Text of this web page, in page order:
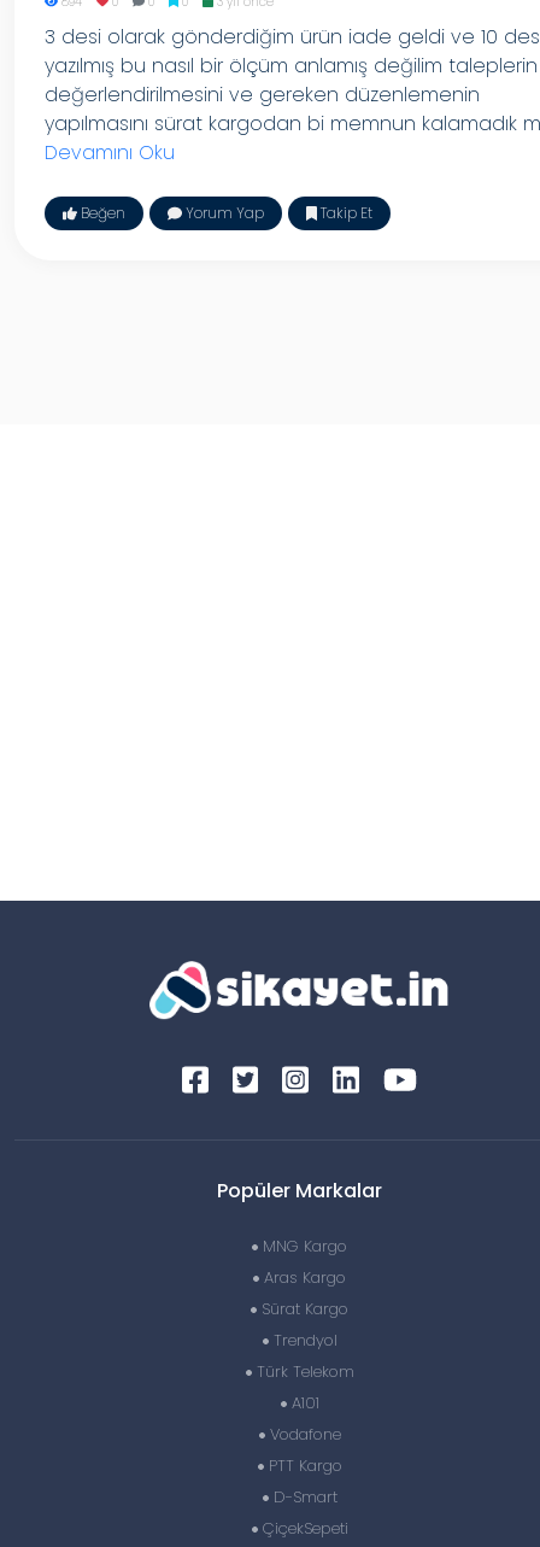
3 desi olarak gönderdiğim ürün iade geldi ve 10
yazılmış bu nasıl bir ölçüm anlamış değilim taleplerin
değerlendirilmesini ve gereken düzenlemenin
yapılmasını sürat kargodan bi memnun kalamadık
Devamını Oku
Beğen Yorum Yap Takip Et
Popüler Markalar
MNG Kargo
Aras Kargo
Sürat Kargo
Trendyol
Türk Telekom
A101
Vodafone
PTT Kargo
D-Smart
ÇiçekSepeti